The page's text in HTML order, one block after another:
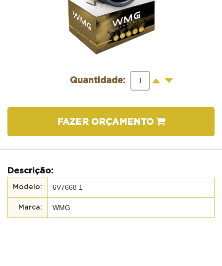
Quantidade: + -
FAZER ORÇAMENTO
Descrição:
6V7668 1
WMG